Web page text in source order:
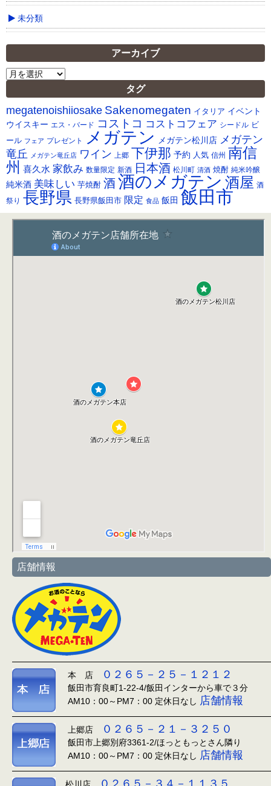
未分類
アーカイブ
ア
カ
イ
ブ
タグ
megatenoishiiosake Sakenomegaten イタリア イベント
ウイスキー エス・バード コストコ コストコフェア シードル ビ
ール フェア プレゼント メガテン メガテン松川店 メガテン
竜丘
メガテン竜丘店 ワイン 上郷 下伊那 予約 人気 信州 南信
州 喜久水 家飲み 数量限定 新酒 日本酒 松川町 清酒 焼酎 純米吟醸
純米酒 美味しい 芋焼酎 酒酒のメガテン 酒屋 酒
祭り 長野県 長野県飯田市 限定 食品 飯田 飯田市
店舗情報
本 店 ０２６５－２５－１２１２
飯田市育良町1-22-4/飯田インターから車で３分
AM10：00～PM7：00 定休日なし 店舗情報
上郷店 ０２６５－２１－３２５０
飯田市上郷別府3361-2/ほっともっとさん隣り
AM10：00～PM7：00 定休日なし 店舗情報